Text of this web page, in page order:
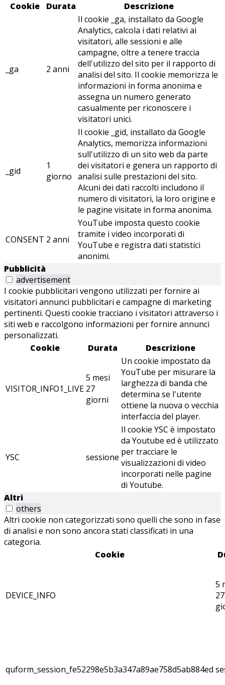
Cookie
Durata Descrizione
_ga 2 anni
Il cookie _ga, installato da Google
Analytics, calcola i dati relativi ai
visitatori, alle sessioni e alle
campagne, oltre a tenere traccia
dell'utilizzo del sito per il rapporto di
analisi del sito. Il cookie memorizza le
informazioni in forma anonima e
assegna un numero generato
casualmente per riconoscere i
visitatori unici.
_gid
1
giorno
Il cookie _gid, installato da Google
Analytics, memorizza informazioni
sull'utilizzo di un sito web da parte
dei visitatori e genera un rapporto di
analisi sulle prestazioni del sito.
Alcuni dei dati raccolti includono il
numero di visitatori, la loro origine e
le pagine visitate in forma anonima.
CONSENT 2 anni
YouTube imposta questo cookie
tramite i video incorporati di
YouTube e registra dati statistici
anonimi.
Pubblicità
advertisement
I cookie pubblicitari vengono utilizzati per fornire ai
visitatori annunci pubblicitari e campagne di marketing
pertinenti. Questi cookie tracciano i visitatori attraverso i
siti web e raccolgono informazioni per fornire annunci
personalizzati.
Cookie
Durata Descrizione
VISITOR_INFO1_LIVE
5 mesi
27
giorni
Un cookie impostato da
YouTube per misurare la
larghezza di banda che
determina se l'utente
ottiene la nuova o vecchia
interfaccia del player.
YSC sessione
Il cookie YSC è impostato
da Youtube ed è utilizzato
per tracciare le
visualizzazioni di video
incorporati nelle pagine
di Youtube.
Altri
others
Altri cookie non categorizzati sono quelli che sono in fase
di analisi e non sono ancora stati classificati in una
categoria.
Cookie
DEVICE_INFO
5
27
quform_session_fe52298e5b3a347a89ae758d5ab884ed